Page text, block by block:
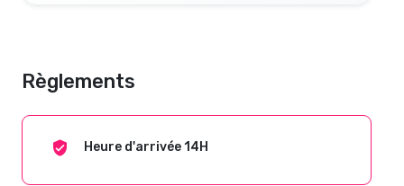
Règlements
Heure d'arrivée 14H